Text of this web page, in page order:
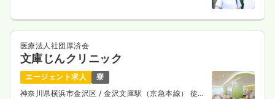
医療法人社団厚済会
文庫じんクリニック
エージェント求人
寮
神奈川県横浜市金沢区 / 金沢文庫駅（京急本線） 徒歩